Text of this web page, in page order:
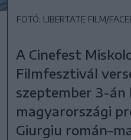
FOTÓ: LIBERTATE FILM/
A Cinefest
Filmfesztivál
szeptember 3-án
magyarországi
Giurgiu